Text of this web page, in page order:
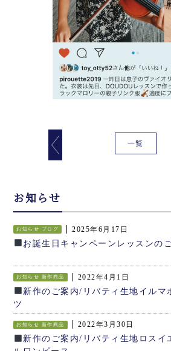
一覧
お知らせ
お知らせ ブログ 2025年6月17日
お誕生日キャンペーンレッスンの
お知らせ 新作商品 2022年4月1日
新作のご案内/リバティ生地イルマ
ツ
お知らせ 新作商品 2022年3月30日
新作のご案内/リバティ生地ロスイ